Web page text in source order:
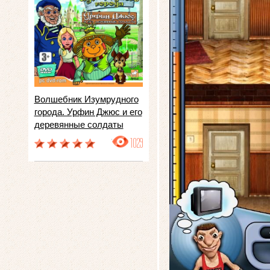
Волшебник Изумрудного
города. Урфин Джюс и его
деревянные солдаты
1029